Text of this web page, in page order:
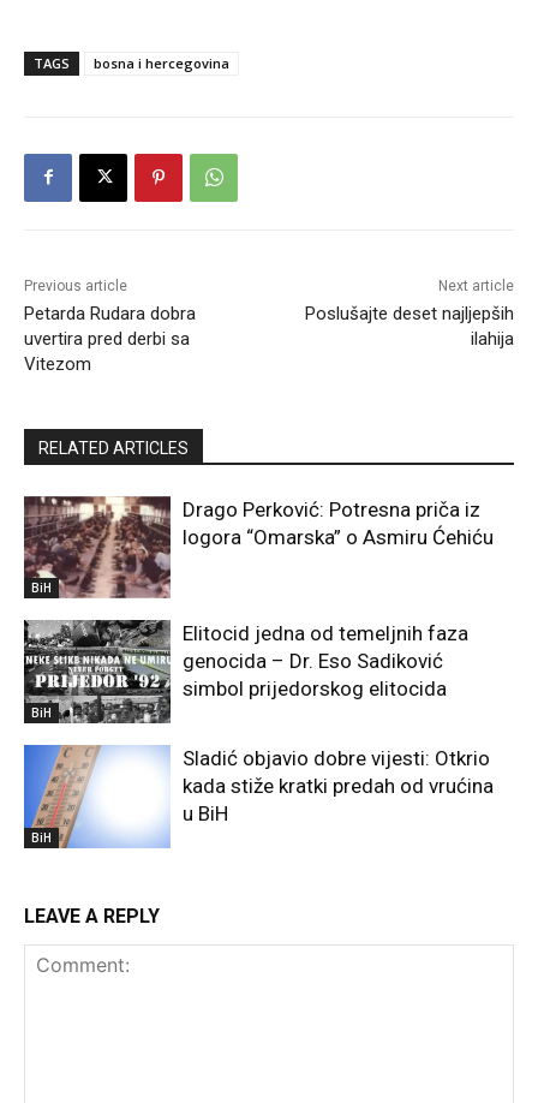
TAGS bosna i hercegovina
Previous article
Petarda Rudara dobra
uvertira pred derbi sa
Vitezom
Next article
Poslušajte deset najljepših
ilahija
RELATED ARTICLES
BiH
Drago Perković: Potresna priča iz
logora “Omarska” o Asmiru Ćehiću
BiH
Elitocid jedna od temeljnih faza
genocida – Dr. Eso Sadiković
simbol prijedorskog elitocida
BiH
Sladić objavio dobre vijesti: Otkrio
kada stiže kratki predah od vrućina
u BiH
LEAVE A REPLY